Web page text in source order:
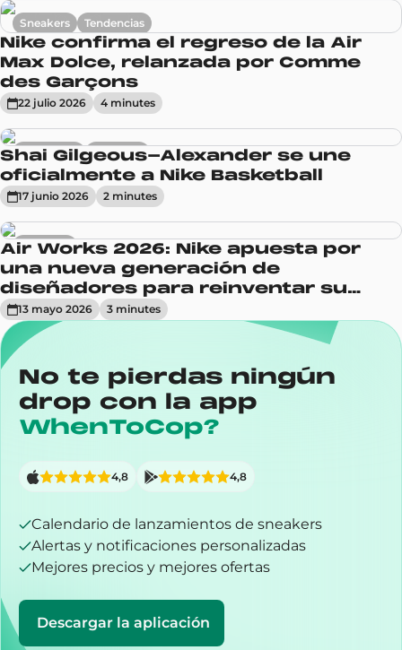
Sneakers Tendencias
Nike confirma el regreso de la Air
Max Dolce, relanzada por Comme
des Garçons
22 julio 2026 4 minutes
Actualidad Sneakers
Shai Gilgeous-Alexander se une
oficialmente a Nike Basketball
17 junio 2026 2 minutes
Sneakers
Air Works 2026: Nike apuesta por
una nueva generación de
diseñadores para reinventar su
línea Air Max
13 mayo 2026 3 minutes
No te pierdas ningún
drop con la app
WhenToCop?
Calendario de lanzamientos de sneakers
Alertas y notificaciones personalizadas
Mejores precios y mejores ofertas
Descargar la aplicación
4,8 4,8